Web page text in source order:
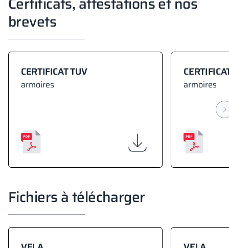
brevets
CERTIFICAT TUV
armoires armoires
Fichiers à télécharger